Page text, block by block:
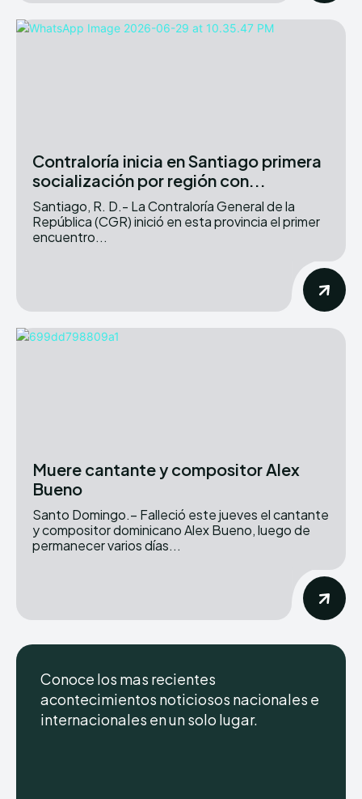
Contraloría inicia en Santiago primera
socialización por región con...
Santiago, R. D.- La Contraloría General de la
República (CGR) inició en esta provincia el primer
encuentro...
Muere cantante y compositor Alex
Bueno
Santo Domingo.– Falleció este jueves el cantante
y compositor dominicano Alex Bueno, luego de
permanecer varios días...
Conoce los mas recientes
acontecimientos noticiosos nacionales e
internacionales en un solo lugar.